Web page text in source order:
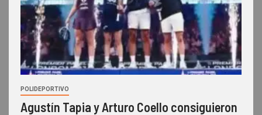
POLIDEPORTIVO
Agustín Tapia y Arturo Coello consiguieron